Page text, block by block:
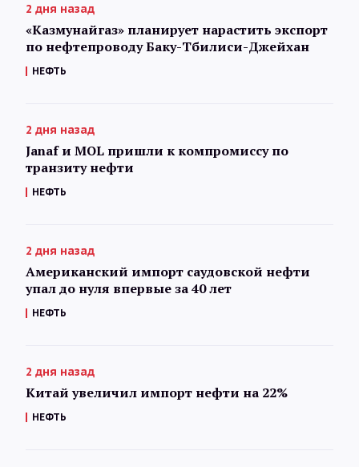
2 дня назад
«Казмунайгаз» планирует нарастить экспорт
по нефтепроводу Баку-Тбилиси-Джейхан
НЕФТЬ
2 дня назад
Janaf и MOL пришли к компромиссу по
транзиту нефти
НЕФТЬ
2 дня назад
Американский импорт саудовской нефти
упал до нуля впервые за 40 лет
НЕФТЬ
2 дня назад
Китай увеличил импорт нефти на 22%
НЕФТЬ